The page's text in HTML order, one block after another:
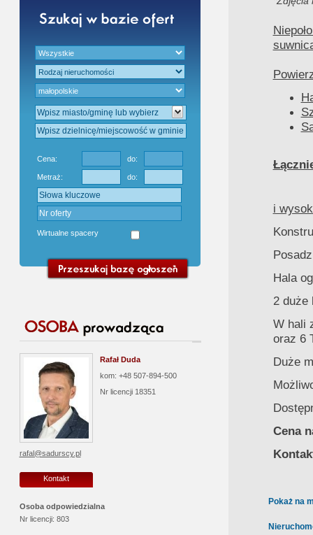
Cena: do:
Metraż: do:
Wirtualne spacery
Rafał Duda
kom: +48 507-894-500
Nr licencji 18351
rafal@sadurscy.pl
Kontakt
Osoba odpowiedzialna
Nr licencji: 803
i
Hala
2 duże
W hali
oraz 6
Duże
Cena
Pokaż na